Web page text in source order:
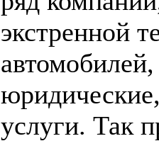
экстренной
услуги. Так